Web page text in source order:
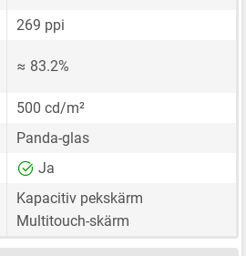
269 ppi
≈ 83.2%
500 cd/m²
Panda-glas
Ja
Kapacitiv pekskärm
Multitouch-skärm